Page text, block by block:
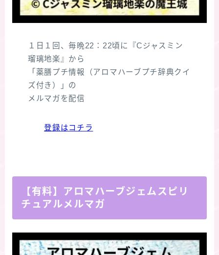
１日１回、毎晩22：22頃に『Cジャスミン
瑠璃地楽』から
「薬膳プチ情報（アロマハーブプチ辞典クイ
ズ付き）」の
メルマガを配信
登録はコチラ
【有料】アロマハーブジェムスピリ
チュアルメルマガ